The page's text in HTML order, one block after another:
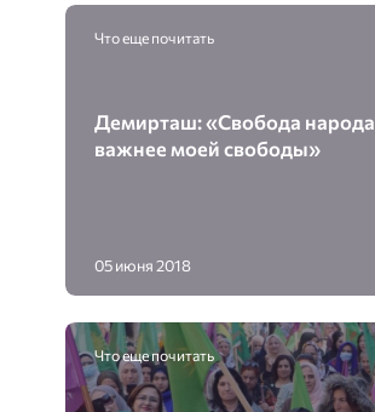
Что еще почитать
Демирташ: «Свобода народа
важнее моей свободы»
05 июня 2018
Что еще почитать